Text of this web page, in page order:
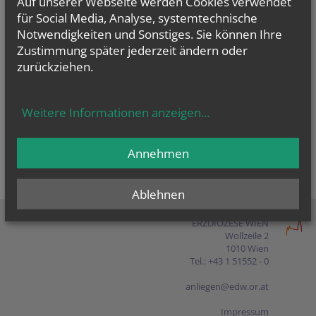
Presse
Shop
ERZDIÖZESE WIEN
Wollzeile 2
1010 Wien
Tel.: +43 1 51552 - 0
anliegen@edw.or.at
Impressum
für Social Media, Analyse, systemtechnische
Notwendigkeiten und Sonstiges. Sie können Ihre
Zustimmung später jederzeit ändern oder
zurückziehen.
Weitere Informationen anzeigen...
Ablehnen
Annehmen